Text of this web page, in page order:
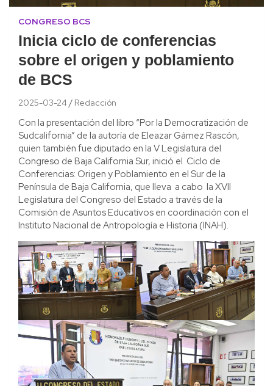
CONGRESO BCS
Inicia ciclo de conferencias
sobre el origen y poblamiento
de BCS
2025-03-24 Redacción
Con la presentación del libro “Por la Democratización de
Sudcalifornia” de la autoría de Eleazar Gámez Rascón,
quien también fue diputado en la V Legislatura del
Congreso de Baja California Sur, inició el Ciclo de
Conferencias: Origen y Poblamiento en el Sur de la
Península de Baja California, que lleva a cabo la XVII
Legislatura del Congreso del Estado a través de la
Comisión de Asuntos Educativos en coordinación con el
Instituto Nacional de Antropología e Historia (INAH).